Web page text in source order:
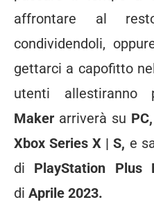
affrontare al
condividendoli,
gettarci a capofitto
utenti
Maker arriverà su
Xbox Series X | S, e
di PlayStation Plus
di Aprile 2023.